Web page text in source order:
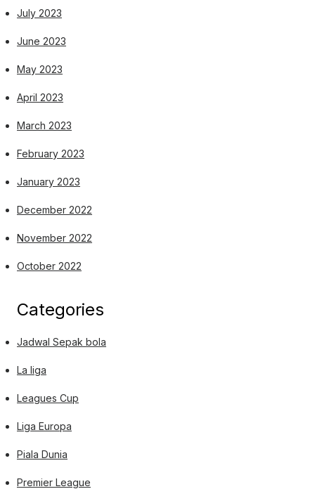
July 2023
June 2023
May 2023
April 2023
March 2023
February 2023
January 2023
December 2022
November 2022
October 2022
Categories
Jadwal Sepak bola
La liga
Leagues Cup
Liga Europa
Piala Dunia
Premier League